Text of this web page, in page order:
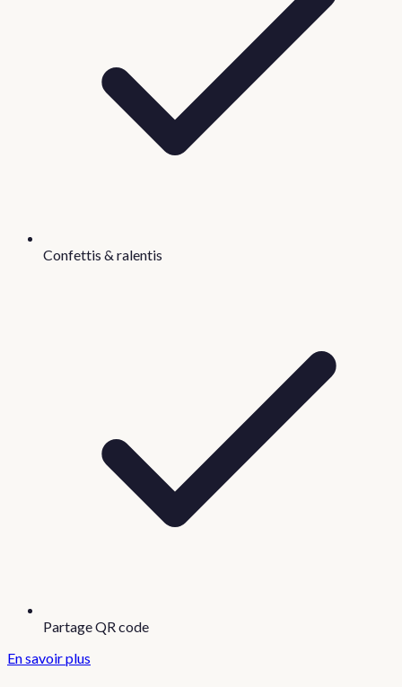
Confettis & ralentis
Partage QR code
En savoir plus